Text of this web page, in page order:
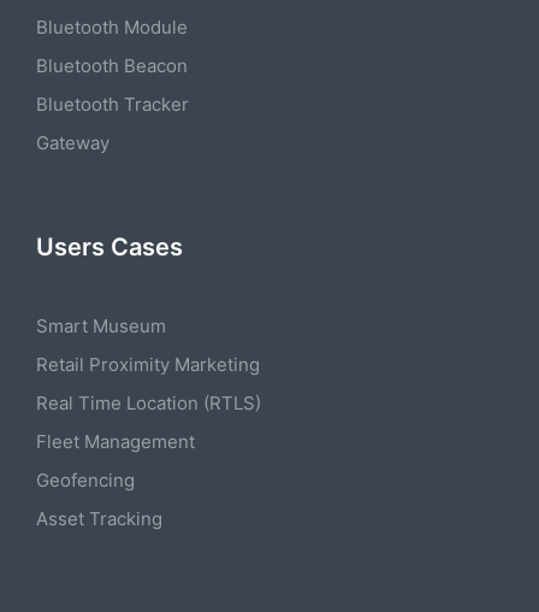
Bluetooth Module
Bluetooth Beacon
Bluetooth Tracker
Gateway
Users Cases
Smart Museum
Retail Proximity Marketing
Real Time Location (RTLS)
Fleet Management
Geofencing
Asset Tracking